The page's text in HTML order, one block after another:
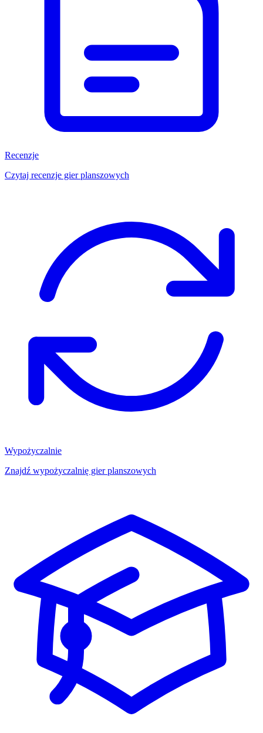
Recenzje
Czytaj recenzje gier planszowych
Wypożyczalnie
Znajdź wypożyczalnię gier planszowych